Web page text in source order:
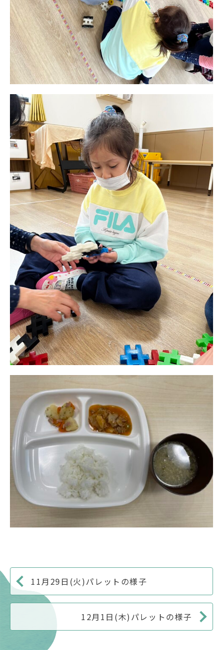
11月29日(火)パレットの様子
12月1日(木)パレットの様子